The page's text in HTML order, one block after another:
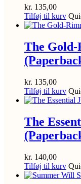
kr. 135,00
Tilføj til kurv
The Gold-
kr. 135,00
Tilføj til kurv
The
kr. 140,00
Tilføj til kurv